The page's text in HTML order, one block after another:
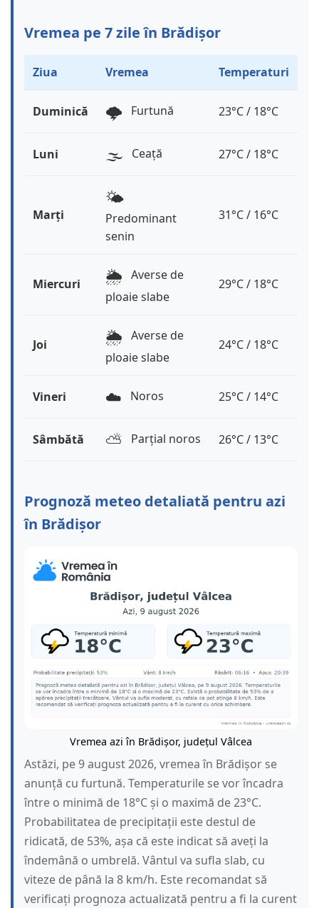
Vremea pe 7 zile în Brădișor
Ziua Vremea Temperaturi
Duminică 🌩️ Furtună 23°C / 18°C
Luni 🌫️ Ceață 27°C / 18°C
Marți
🌤️
Predominant
senin
31°C / 16°C
Miercuri 🌦️ Averse de
ploaie slabe
29°C / 18°C
Joi 🌦️ Averse de
ploaie slabe
24°C / 18°C
Vineri ☁️ Noros 25°C / 14°C
Sâmbătă ⛅️ Parțial noros 26°C / 13°C
Prognoză meteo detaliată pentru azi
în Brădișor
Vremea azi în Brădișor, județul Vâlcea
Astăzi, pe 9 august 2026, vremea în Brădișor se
anunță cu furtună. Temperaturile se vor încadra
între o minimă de 18°C și o maximă de 23°C.
Probabilitatea de precipitații este destul de
ridicată, de 53%, așa că este indicat să aveți la
îndemână o umbrelă. Vântul va sufla slab, cu
viteze de până la 8 km/h. Este recomandat să
verificați prognoza actualizată pentru a fi la curent